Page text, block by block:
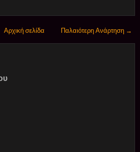
Παλαιότερη Ανάρτηση →
Αρχική σελίδα